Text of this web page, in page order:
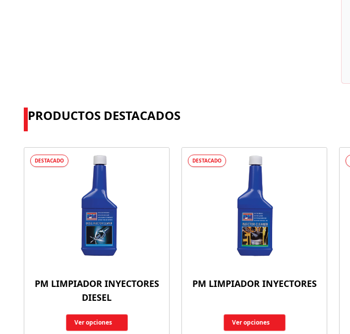
PRODUCTOS DESTACADOS
DESTACADO
PM LIMPIADOR INYECTORES
DIESEL
Ver opciones
DESTACADO
PM LIMPIADOR INYECTORES
Ver opciones